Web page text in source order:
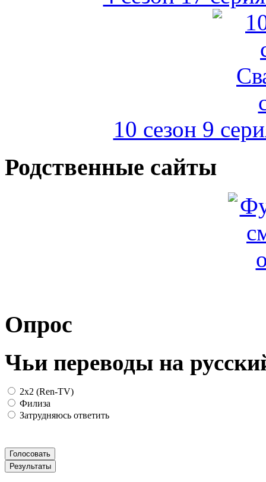
10 сезон 9
Родственные сайты
Опрос
Чьи переводы на
2x2 (Ren-TV)
Филиза
Затрудняюсь ответить